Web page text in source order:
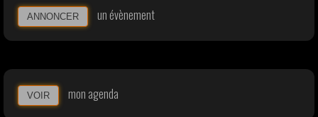
ANNONCER un évènement
VOIR mon agenda